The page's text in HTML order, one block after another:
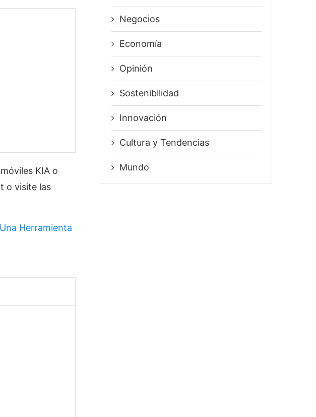
KIA o
o visite las
Herramienta
Negocios
Economía
Opinión
Sostenibilidad
Innovación
⁠Cultura y Tendencias
Mundo